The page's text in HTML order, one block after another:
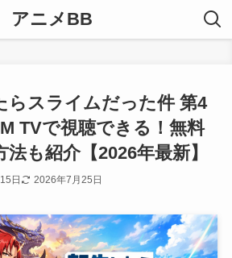
アニメBB
らスライムだった件 第4
TVで視聴できる！無料
法も紹介【2026年最新】
日 2026年7月25日